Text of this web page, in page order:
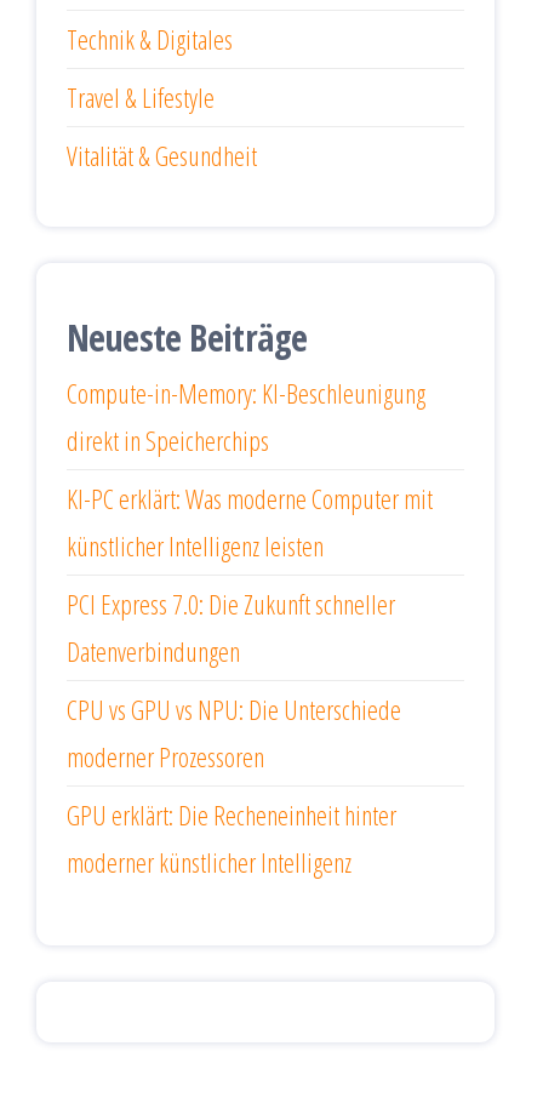
Technik & Digitales
Travel & Lifestyle
Vitalität & Gesundheit
Neueste Beiträge
Compute-in-Memory: KI-Beschleunigung
direkt in Speicherchips
KI-PC erklärt: Was moderne Computer mit
künstlicher Intelligenz leisten
PCI Express 7.0: Die Zukunft schneller
Datenverbindungen
CPU vs GPU vs NPU: Die Unterschiede
moderner Prozessoren
GPU erklärt: Die Recheneinheit hinter
moderner künstlicher Intelligenz